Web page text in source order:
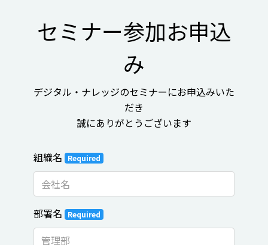
セミナー参加お申込
み
デジタル・ナレッジのセミナーにお申込みいた
だき
誠にありがとうございます
組織名 Required
部署名 Required